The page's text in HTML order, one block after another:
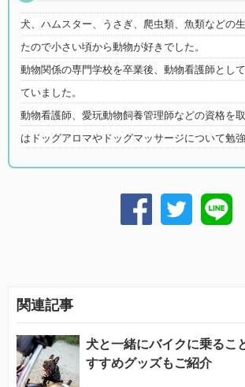
犬、ハムスター、うさぎ、爬虫類、魚類などの
たので小さい頃から動物が好きでした。
動物関係の専門学校を卒業後、動物看護師とし
ていました。
動物看護師、愛玩動物飼養管理師などの資格を
はドッグアロマやドッグマッサージについて勉強
関連記事
犬と一緒にバイクに乗るこ
すすめグッズもご紹介